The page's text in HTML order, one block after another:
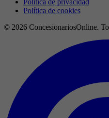
Política de cookies
© 2026 ConcesionariosOnline.